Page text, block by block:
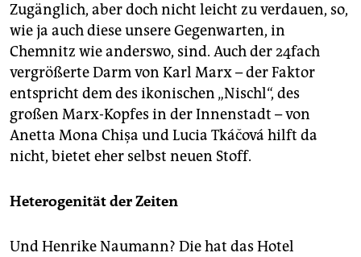
Zugänglich, aber doch nicht leicht zu verdauen, so,
wie ja auch diese unsere Gegenwarten, in
Chemnitz wie anderswo, sind. Auch der 24fach
vergrößerte Darm von Karl Marx – der Faktor
entspricht dem des ikonischen „Nischl“, des
großen Marx-Kopfes in der Innenstadt – von
Anetta Mona Chişa und Lucia Tkáčová hilft da
nicht, bietet eher selbst neuen Stoff.
Heterogenität der Zeiten
Und Henrike ­Naumann? Die hat das Hotel